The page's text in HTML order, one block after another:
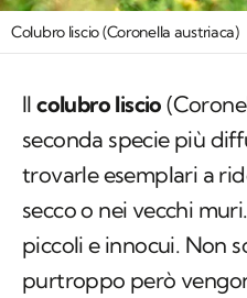
Colubro liscio (Coronella austriaca)
Ilcolubro liscio (
seconda specie più
trovarle esemplari a
secco o nei vecchi
piccoli e innocui. Non
purtroppo però